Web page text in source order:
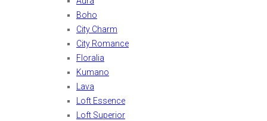
Boho
City Charm
City Romance
Floralia
Kumano
Lava
Loft Essence
Loft Superior